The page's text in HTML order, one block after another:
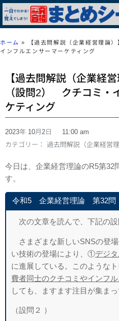
ホーム »
【過去問解説（企業経営理論
インフルエンサーマーケティング
【過去問解説（企業経
（設問2） クチコミ・
ケティング
2023年 10月2日
11:00 am
カテゴリー： 過去問解説（企業経営理
今日は、企業経営理論のR5第32
す。
令和5 企業経営理論 第32問
次の文章を読んで、下記の設
さまざまな新しいSNSの登
い技術の登場により、①デジ
に進展している。このような
費者同士のクチコミやインフ
しても、ますます注目が集まっ
（設問２ ）